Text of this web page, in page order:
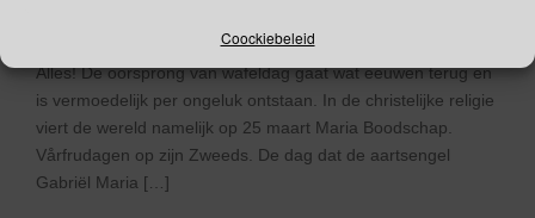
Coockiebeleid
Våffledagen te maken met de Dag van het Ongeboren Kind?
Alles! De oorsprong van wafeldag gaat wat eeuwen terug en
is vermoedelijk per ongeluk ontstaan. In de christelijke religie
viert de wereld namelijk op 25 maart Maria Boodschap.
Vårfrudagen op zijn Zweeds. De dag dat de aartsengel
Gabriël Maria […]